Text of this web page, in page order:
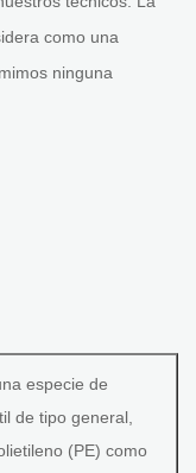
como una
ninguna
especie de
de tipo general,
(PE) como